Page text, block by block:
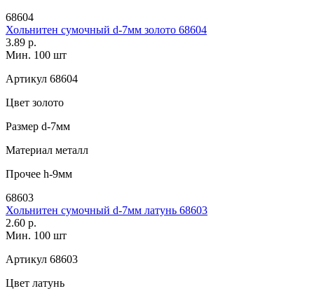
68604
Хольнитен сумочный d-7мм золото 68604
3.89 р.
Мин. 100 шт
Артикул 68604
Цвет золото
Размер d-7мм
Материал металл
Прочее h-9мм
68603
Хольнитен сумочный d-7мм латунь 68603
2.60 р.
Мин. 100 шт
Артикул 68603
Цвет латунь